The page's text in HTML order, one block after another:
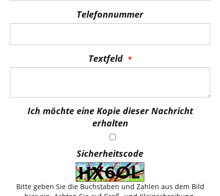
Telefonnummer
Textfeld
Ich möchte eine Kopie dieser Nachricht
erhalten
Sicherheitscode
Bitte geben Sie die Buchstaben und Zahlen aus dem Bild